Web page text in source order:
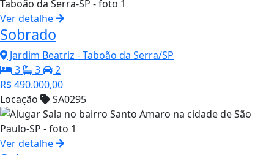
Ver detalhe
Sobrado
Jardim Beatriz - Taboão da Serra/SP
3
3
2
R$ 490.000,00
Locação
SA0295
Ver detalhe